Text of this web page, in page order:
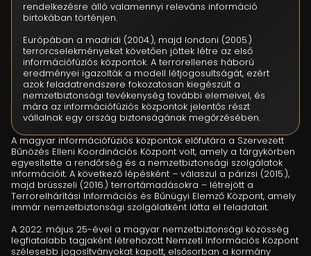
rendelkezésre álló valamennyi releváns információ
birtokában történjen.
Európában a madridi (2004.), majd londoni (2005.)
terrorcselekményeket követően jöttek létre az első
információfúziós központok. A terrorellenes háború
eredményei igazolták a modell létjogosultságát, ezért
azok feladatrendszere fokozatosan kiegészült a
nemzetbiztonsági tevékenység további elemeivel, és
mára az információfúziós központok jelentős részt
vállalnak egy ország biztonságának megőrzésében.
A magyar információfúziós központok előfutára a Szervezett
Bűnözés Elleni Koordinációs Központ volt, amely a tárgykörben
egyesítette a rendőrség és a nemzetbiztonsági szolgálatok
információit. A következő lépésként – válaszul a párizsi (2015.),
majd brüsszeli (2016.) terrortámadásokra – létrejött a
Terrorelhárítási Információs és Bűnügyi Elemző Központ, amely
immár nemzetbiztonsági szolgálatként látta el feladatait.
A 2022. május 25-ével a magyar nemzetbiztonsági közösség
legfiatalabb tagjaként létrehozott Nemzeti Információs Központ
szélesebb jogosítványokat kapott, elsősorban a kormány